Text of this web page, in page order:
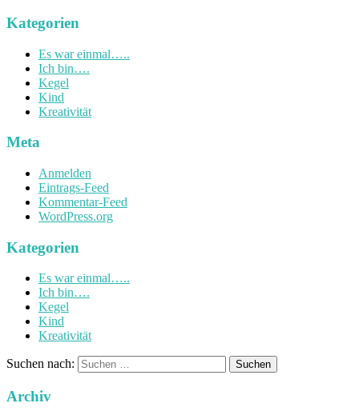
Kategorien
Es war einmal…..
Ich bin….
Kegel
Kind
Kreativität
Meta
Anmelden
Eintrags-Feed
Kommentar-Feed
WordPress.org
Kategorien
Es war einmal…..
Ich bin….
Kegel
Kind
Kreativität
Suchen nach:
Archiv